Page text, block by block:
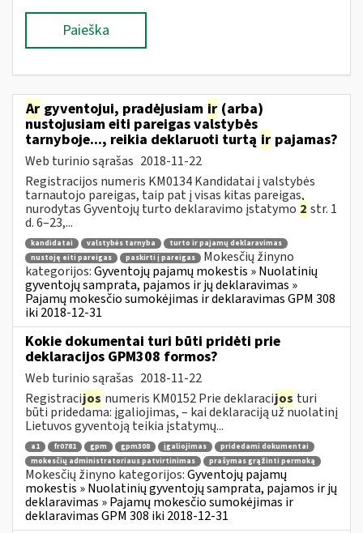
Paieška
Ar gyventojui, pradėjusiam ir (arba)
nustojusiam eiti pareigas valstybės
tarnyboje..., reikia deklaruoti turtą ir pajamas?
Web turinio sąrašas 2018-11-22
Registracijos numeris KM0134 Kandidatai į valstybės
tarnautojo pareigas, taip pat į visas kitas pareigas,
nurodytas Gyventojų turto deklaravimo įstatymo 2 str. 1
d. 6–23,...
kandidatai valstybės tarnyba
turto ir pajamų deklaravimas
nustoję eiti pareigas
paskirti į pareigas
Mokesčių žinyno
kategorijos:Gyventojų pajamų mokestis » Nuolatinių
gyventojų samprata, pajamos ir jų deklaravimas »
Pajamų mokesčio sumokėjimas ir deklaravimas GPM 308
iki 2018-12-31
Kokie dokumentai turi būti pridėti prie
deklaracijos GPM308 formos?
Web turinio sąrašas 2018-11-22
Registracijos numeris KM0152 Prie deklaracijos turi
būti pridedama: įgaliojimas, – kai deklaraciją už nuolatinį
Lietuvos gyventoją teikia įstatymų...
a1 fr0781 gpm gpm308 įgaliojimas
pridedami dokumentai
mokesčių administratoriaus patvirtinimas
prašymas grąžinti permoką
Mokesčių žinyno kategorijos:Gyventojų pajamų
mokestis » Nuolatinių gyventojų samprata, pajamos ir jų
deklaravimas » Pajamų mokesčio sumokėjimas ir
deklaravimas GPM 308 iki 2018-12-31